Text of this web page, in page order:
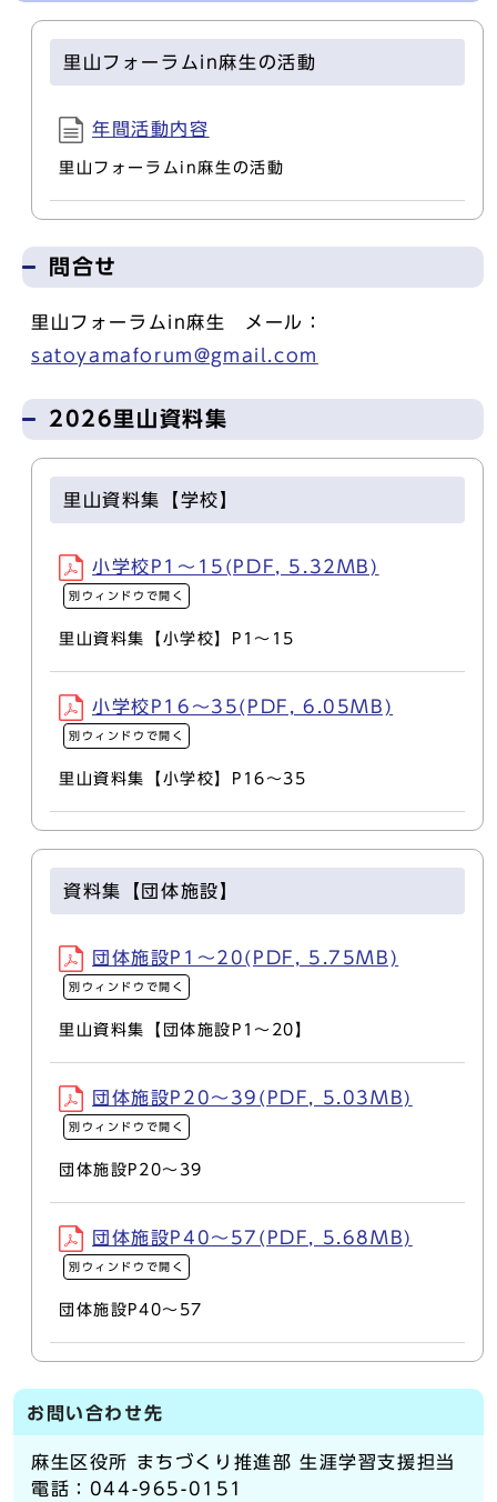
里山フォーラムin麻生の活動
年間活動内容
里山フォーラムin麻生の活動
問合せ
里山フォーラムin麻生 メール：
satoyamaforum@gmail.com
2026里山資料集
里山資料集【学校】
小学校P1～15(PDF, 5.32MB)
別ウィンドウで開く
里山資料集【小学校】P1～15
小学校P16～35(PDF, 6.05MB)
別ウィンドウで開く
里山資料集【小学校】P16～35
資料集【団体施設】
団体施設P1～20(PDF, 5.75MB)
別ウィンドウで開く
里山資料集【団体施設P1～20】
団体施設P20～39(PDF, 5.03MB)
別ウィンドウで開く
団体施設P20～39
団体施設P40～57(PDF, 5.68MB)
別ウィンドウで開く
団体施設P40～57
お問い合わせ先
麻生区役所 まちづくり推進部 生涯学習支援担当
電話：044-965-0151